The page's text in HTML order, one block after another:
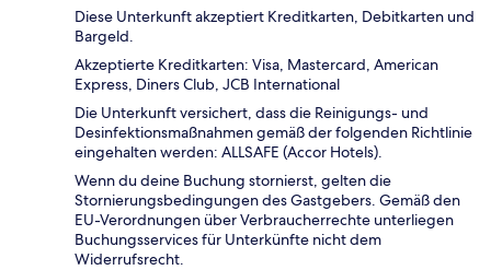
Diese Unterkunft akzeptiert Kreditkarten, Debitkarten und
Bargeld.
Akzeptierte Kreditkarten: Visa, Mastercard, American
Express, Diners Club, JCB International
Die Unterkunft versichert, dass die Reinigungs- und
Desinfektionsmaßnahmen gemäß der folgenden Richtlinie
eingehalten werden: ALLSAFE (Accor Hotels).
Wenn du deine Buchung stornierst, gelten die
Stornierungsbedingungen des Gastgebers. Gemäß den
EU-Verordnungen über Verbraucherrechte unterliegen
Buchungsservices für Unterkünfte nicht dem
Widerrufsrecht.